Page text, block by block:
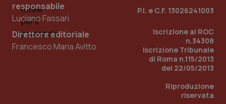
responsabile
Luciano Fassari
Direttore editoriale
Francesco Maria Avitto
P.I. e C.F. 13026241003
Iscrizione al ROC
n.34308
Iscrizione Tribunale
di Roma n.115/2013
del 22/05/2013
Riproduzione
riservata